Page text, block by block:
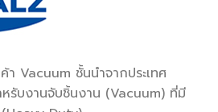
า Vacuum ชั้นนำจากประเทศ
รับงานจับชิ้นงาน (Vacuum) ที่มี